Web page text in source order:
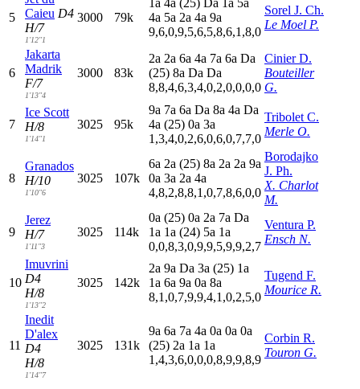
5
Caieu D4
H/7
1'12"1
3000 79k
a 4a (25) Da a 5a
4a 5a 2a 4a 9a
9,6,0,9,5,6,5,8,6,1,8,0
Sorel J. Ch.
Le Moel P.
6
Jakarta
Madrik
F/7
1'13"4
3000 83k
2a 2a 6a 4a 7a 6a Da
(25) 8a Da Da
8,8,4,6,3,4,0,2,0,0,0,0
Cinier D.
Bouteiller
G.
7
Ice Scott
H/8
1'14"1
3025 95k
9a 7a 6a Da 8a 4a Da
4a (25) 0a 3a
1,3,4,0,2,6,0,6,0,7,7,0
Tribolet C.
Merle O.
8
Granados
H/10
1'10"6
3025 107k
6a 2a (25) 8a 2a 2a 9a
0a 3a 2a 4a
4,8,2,8,8,1,0,7,8,6,0,0
Borodajko
J. Ph.
X. Charlot
M.
9
Jerez
H/7
1'11"3
3025 114k
0a (25) 0a 2a 7a Da
1a 1a (24) 5a 1a
0,0,8,3,0,9,9,5,9,9,2,7
Ventura P.
Ensch N.
10
Imuvrini
D4
H/8
1'13"2
3025 142k
2a 9a Da 3a (25) 1a
1a 6a 9a 0a 8a
8,1,0,7,9,9,4,1,0,2,5,0
Tugend F.
Mourice R.
11
Inedit
D'alex
D4
H/8
1'14"7
3025 131k
9a 6a 7a 4a 0a 0a 0a
(25) 2a 1a 1a
1,4,3,6,0,0,0,8,9,9,8,9
Corbin R.
Touron G.